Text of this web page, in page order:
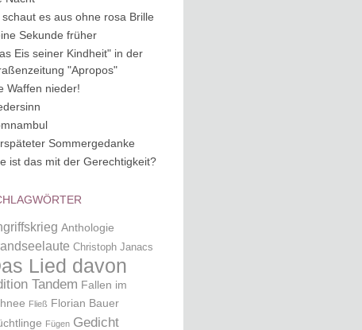
schaut es aus ohne rosa Brille
Sekunde früher
Eis seiner Kindheit" in der
"Apropos"
Waffen nieder!
Sommergedanke
ist das mit der Gerechtigkeit?
Anthologie
Christoph Janacs
Lied davon
Tandem Fallen im
Fließ Florian Bauer
Fügen Gedicht